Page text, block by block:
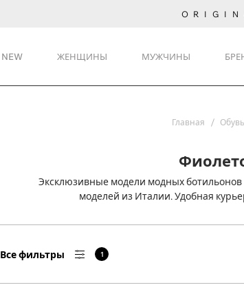
NEW ЖЕНЩИНЫ МУЖЧИНЫ
Главная Обувь
Эксклюзивные модели модных ботильонов
моделей из Италии. Удобная
Все фильтры 1